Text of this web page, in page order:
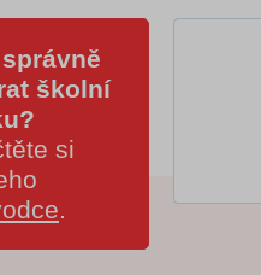
školní
si
.